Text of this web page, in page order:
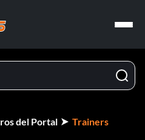
del Portal Trainers